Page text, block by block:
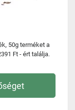
50g terméket a
Ft - ért találja.